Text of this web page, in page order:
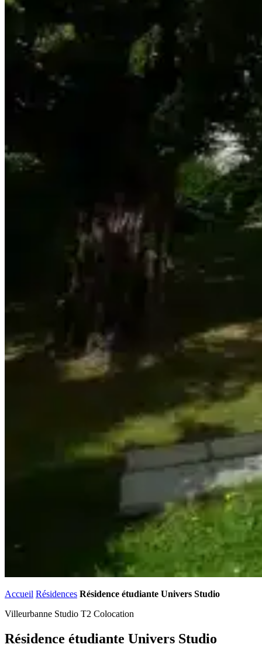
Accueil Résidences Résidence étudiante Univers Studio
Villeurbanne Studio T2 Colocation
Résidence étudiante Univers Studio